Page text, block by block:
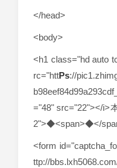
</head>
<body>
<h1 class="hd auto
rc="httPs://
="48" src="22"></i>
2">◆<span>◆</
<form
ttp://